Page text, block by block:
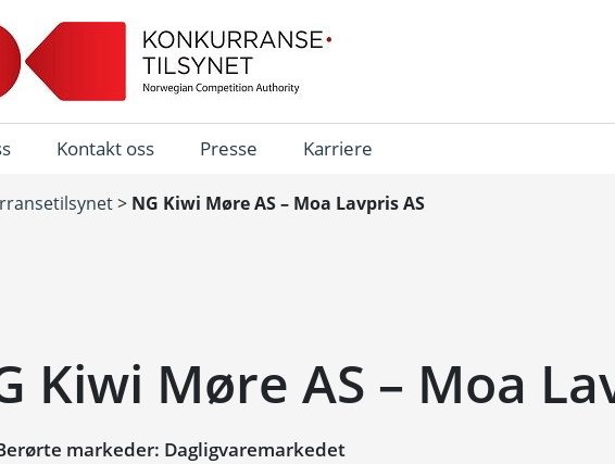
Kontakt oss Presse Karriere
> NG Kiwi Møre AS – Moa Lavpris AS
Kiwi Møre AS – Moa
markeder: Dagligvaremarkedet